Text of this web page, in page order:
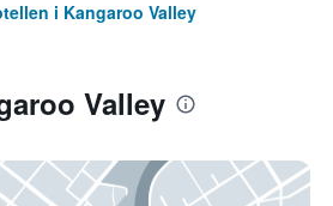
i Kangaroo Valley
Valley